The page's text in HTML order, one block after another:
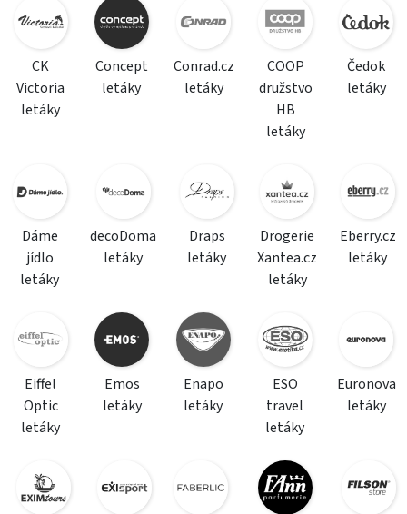
CK
Victoria
letáky
Concept
letáky
Conrad.cz
letáky
COOP
družstvo
HB
letáky
Čedok
letáky
Dáme
jídlo
letáky
decoDoma
letáky
Draps
letáky
Drogerie
Xantea.cz
letáky
Eberry.cz
letáky
Eiffel
Optic
letáky
Emos
letáky
Enapo
letáky
ESO
travel
letáky
Euronova
letáky